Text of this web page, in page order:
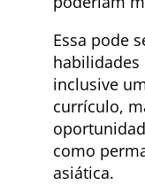
Essa pode
inclusive
currículo,
como
asiática.